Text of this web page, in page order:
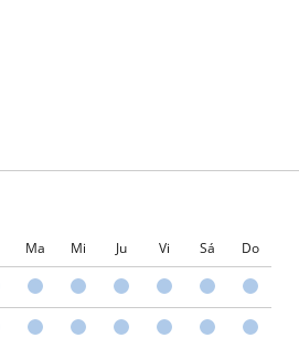
Ma Mi Ju Vi Sá Do